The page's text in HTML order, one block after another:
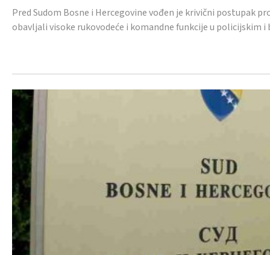
Pred Sudom Bosne i Hercegovine vođen je krivični postupak
obavljali visoke rukovodeće i komandne funkcije u policijskim